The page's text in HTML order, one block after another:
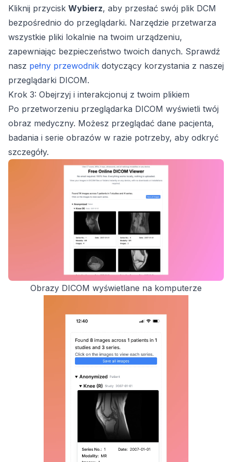
Kliknij przycisk Wybierz, aby przesłać swój plik DCM
bezpośrednio do przeglądarki. Narzędzie przetwarza
wszystkie pliki lokalnie na twoim urządzeniu,
zapewniając bezpieczeństwo twoich danych. Sprawdź
nasz pełny przewodnik dotyczący korzystania z naszej
przeglądarki DICOM.
Krok 3: Obejrzyj i interakcjonuj z twoim plikiem
Po przetworzeniu przeglądarka DICOM wyświetli twój
obraz medyczny. Możesz przeglądać dane pacjenta,
badania i serie obrazów w razie potrzeby, aby odkryć
szczegóły.
Obrazy DICOM wyświetlane na komputerze